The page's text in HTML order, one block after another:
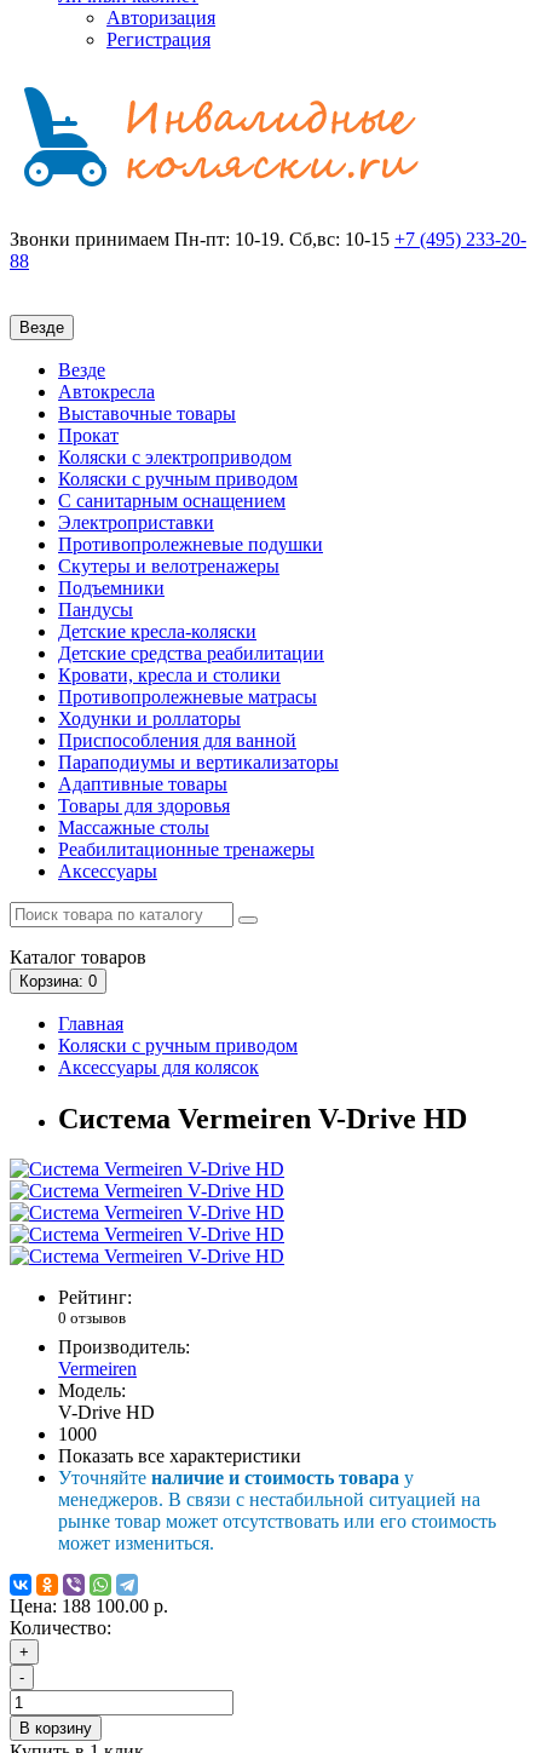
Авторизация
Регистрация
Звонки принимаем Пн-пт: 10-19. Сб,вс: 10-15 +7 (495) 233-20-
88
Везде
Везде
Автокресла
Выставочные товары
Прокат
Коляски с электроприводом
Коляски с ручным приводом
С санитарным оснащением
Электроприставки
Противопролежневые подушки
Скутеры и велотренажеры
Подъемники
Пандусы
Детские кресла-коляски
Детские средства реабилитации
Кровати, кресла и столики
Противопролежневые матрасы
Ходунки и роллаторы
Приспособления для ванной
Параподиумы и вертикализаторы
Адаптивные товары
Товары для здоровья
Массажные столы
Реабилитационные тренажеры
Аксессуары
Каталог товаров
Корзина: 0
Главная
Коляски с ручным приводом
Аксессуары для колясок
Система Vermeiren V-Drive HD
Рейтинг:
0 отзывов
Производитель:
Vermeiren
Модель:
V-Drive HD
1000
Показать все характеристики
Уточняйте наличие и стоимость товара у
менеджеров. В связи с нестабильной ситуацией на
рынке товар может отсутствовать или его стоимость
может измениться.
Цена: 188 100.00 р.
Количество:
+
-
В корзину